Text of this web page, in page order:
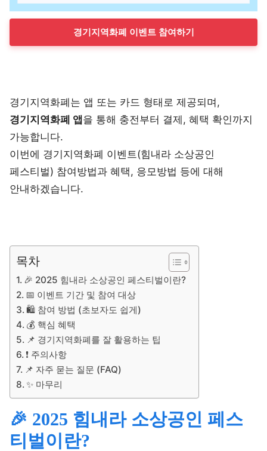
경기지역화폐 이벤트 참여하기
경기지역화폐는 앱 또는 카드 형태로 제공되며,
경기지역화폐 앱을 통해 충전부터 결제, 혜택 확인까지
가능합니다.
이번에 경기지역화폐 이벤트(힘내라 소상공인
페스티벌) 참여방법과 혜택, 응모방법 등에 대해
안내하겠습니다.
목차
🎉 2025 힘내라 소상공인 페스티벌이란?
📅 이벤트 기간 및 참여 대상
🛍️ 참여 방법 (초보자도 쉽게)
💰 핵심 혜택
📌 경기지역화폐를 잘 활용하는 팁
❗ 주의사항
📌 자주 묻는 질문 (FAQ)
✨ 마무리
🎉 2025 힘내라 소상공인 페스
티벌이란?